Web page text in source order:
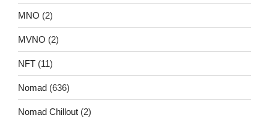
MNO (2)
MVNO (2)
NFT (11)
Nomad (636)
Nomad Chillout (2)